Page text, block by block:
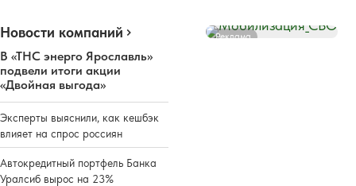
Новости компаний
В «ТНС энерго Ярославль»
подвели итоги акции
«Двойная выгода»
Эксперты выяснили, как кешбэк
влияет на спрос россиян
Автокредитный портфель Банка
Уралсиб вырос на 23%
Реклама